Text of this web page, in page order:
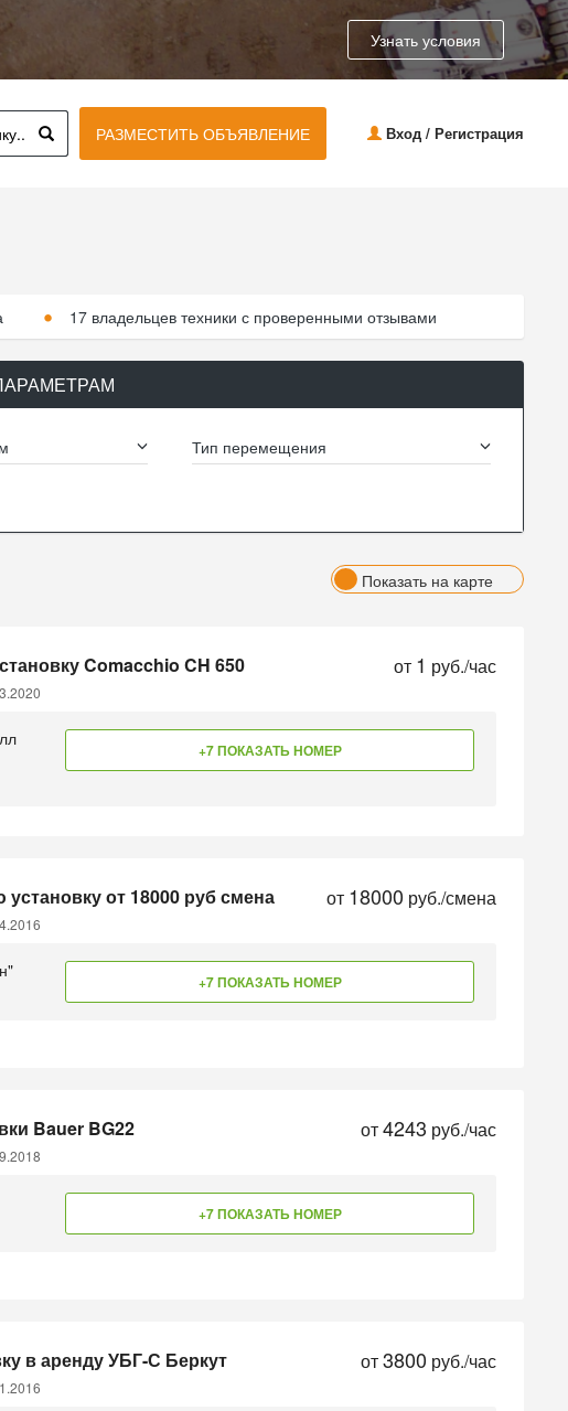
Узнать условия
РАЗМЕСТИТЬ ОБЪЯВЛЕНИЕ Вход / Регистрация
17 владельцев техники с проверенными отзывами
Тип перемещения
Показать на карте
Comacchio CH 650 от 1 руб./час
+7 ПОКАЗАТЬ НОМЕР
от 18000 руб смена от 18000 руб./смена
+7 ПОКАЗАТЬ НОМЕР
Bauer BG22 от4243 руб./час
+7 ПОКАЗАТЬ НОМЕР
в аренду УБГ-С Беркут от3800 руб./час